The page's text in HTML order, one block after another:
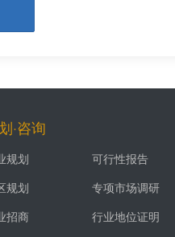
·咨询
规划
可行性报告
规划
专项市场调研
招商
行业地位证明